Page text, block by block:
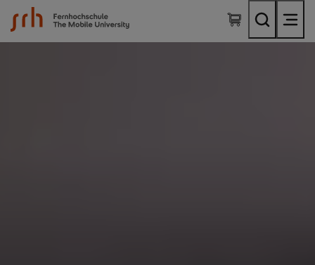
SRH Fernhochschule - The Mobile University